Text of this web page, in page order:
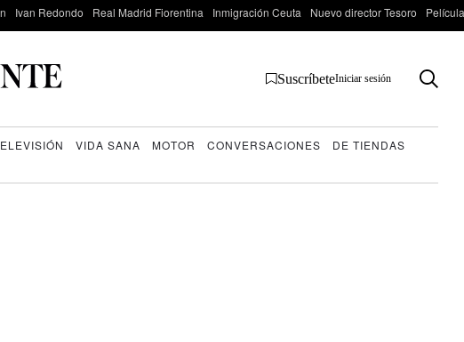
Ivan Redondo Real Madrid Fiorentina Inmigración Ceuta Nuevo director Tesoro
SuscríbeteIniciar sesión
VIDA SANA MOTOR CONVERSACIONES
DE TIENDAS